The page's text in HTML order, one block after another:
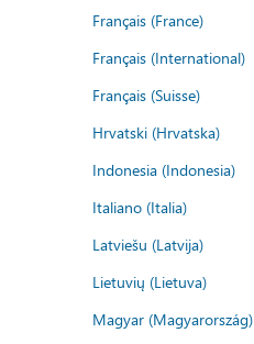
Français (France)
Français (International)
Français (Suisse)
Hrvatski (Hrvatska)
Indonesia (Indonesia)
Italiano (Italia)
Latviešu (Latvija)
Lietuvių (Lietuva)
Magyar (Magyarország)